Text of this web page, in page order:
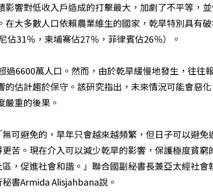
影響對低收入戶造成的打擊最大，加劇了不平等，
大多數人口依賴農業維生的國家，乾旱特別具有
佔31％，柬埔寨佔27％，菲律賓佔26％）。
過6600萬人口。然而，由於乾旱緩慢地發生，往往
估計趨於保守。該研究指出，未來情況可能會惡化
嚴重的後果。
無可避免的，旱年只會越來越頻繁，但日子可以避免
更苦。現在介入可以減少乾旱的影響，保護極度貧窮
區，促進社會和諧。」聯合國副秘書長兼亞太經社會
秘書Armida Alisjahbana說。